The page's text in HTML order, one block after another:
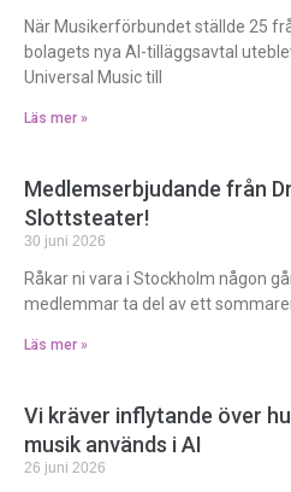
När Musikerförbundet ställde 25
bolagets nya AI-tilläggsavtal
Universal Music till
Läs mer »
Medlemserbjudande från
Slottsteater!
30 juni 2026
Råkar ni vara i Stockholm någon
medlemmar ta del av ett
Läs mer »
Vi kräver inflytande över
musik används i AI
26 juni 2026